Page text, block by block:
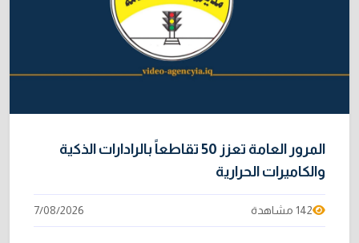
المرور العامة تعزز 50 تقاطعاً بالرادارات الذكية
والكاميرات الحرارية
142 مشاهدة 7/08/2026